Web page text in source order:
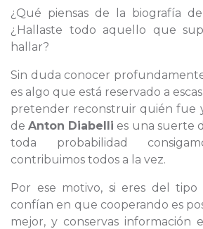
¿Qué piensas de la biografía de
¿Hallaste todo aquello que
hallar?
Sin duda conocer
es algo que está reservado a
pretender reconstruir quién fue
deAnton Diabelli es una suerte
toda probabilidad
contribuimos todos a la vez.
Por ese motivo, si eres del tipo
confían en que cooperando es
mejor, y conservas información